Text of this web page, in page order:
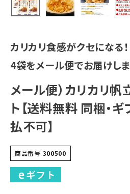
カリカリ食感がクセになる！
4袋をメール便でお届けしま
メール便）カリカリ帆
ト【送料無料 同梱・
払不可】
商品番号 300500